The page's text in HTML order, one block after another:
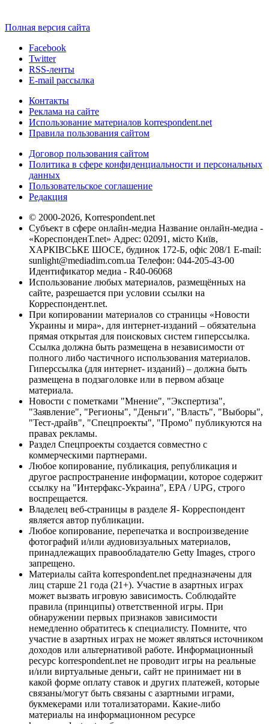
Полная версия сайта
Facebook
Twitter
RSS-ленты
E-mail рассылка
Контакты
Реклама на сайте
Использование материалов korrespondent.net
Правила пользования сайтом
Договор пользования сайтом
Политика в сфере конфиденциальности и персональных
данных
Пользовательское соглашение
Редакция
© 2000-2026, Korrespondent.net
Субъект в сфере онлайн-медиа Название онлайн-медиа -
«КореспонденТ.net» Адрес: 02091, місто Київ,
ХАРКІВСЬКЕ ШОСЕ, будинок 172-Б, офіс 208/1 E-mail:
sunlight@mediadim.com.ua Телефон: 044-205-43-00
Идентификатор медиа - R40-06068
Использование любых материалов, размещённых на
сайте, разрешается при условии ссылки на
Корреспондент.net.
При копировании материалов со страницы «Новости
Украины и мира», для интернет-изданий – обязательна
прямая открытая для поисковых систем гиперссылка.
Ссылка должна быть размещена в независимости от
полного либо частичного использования материалов.
Гиперссылка (для интернет- изданий) – должна быть
размещена в подзаголовке или в первом абзаце
материала.
Новости с пометками "Мнение", "Экспертиза",
"Заявление", "Регионы", "Деньги", "Власть", "Выборы",
"Тест-драйв", "Спецпроекты", "Промо" публикуются на
правах рекламы.
Раздел Спецпроекты создается совместно с
коммерческими партнерами.
Любое копирование, публикация, републикация и
другое распространение информации, которое содержит
ссылку на "Интерфакс-Украина", EPA / UPG, строго
воспрещается.
Владелец веб-страницы в разделе Я- Корреспондент
является автор публикации.
Любое копирование, перепечатка и воспроизведение
фотографий и/или аудиовизуальных материалов,
принадлежащих правообладателю Getty Images, строго
запрещено.
Материалы сайта korrespondent.net предназначены для
лиц старше 21 года (21+). Участие в азартных играх
может вызвать игровую зависимость. Соблюдайте
правила (принципы) ответственной игры. При
обнаружении первых признаков зависимости
немедленно обратитесь к специалисту. Помните, что
участие в азартных играх не может являться источником
доходов или альтернативой работе. Информационный
ресурс korrespondent.net не проводит игры на реальные
и/или виртуальные деньги, сайт не принимает ни в
какой форме оплату ставок и других платежей, которые
связаны/могут быть связаны с азартными играми,
букмекерами или тотализаторами. Какие-либо
материалы на информационном ресурсе